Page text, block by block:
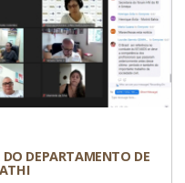
DEPARTAMENTO DE